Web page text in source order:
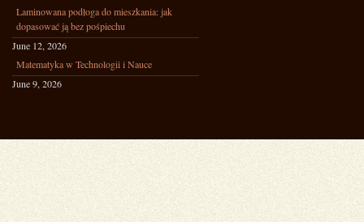
Laminowana podłoga do mieszkania: jak
dopasować ją bez pośpiechu
June 12, 2026
Matematyka w Technologii i Nauce
June 9, 2026